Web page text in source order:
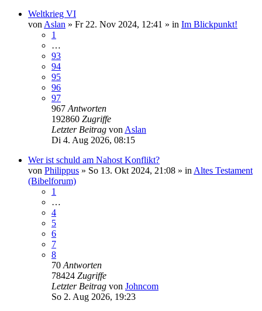
Weltkrieg VI
von Aslan » Fr 22. Nov 2024, 12:41 » in Im Blickpunkt!
1
…
93
94
95
96
97
967 Antworten
192860 Zugriffe
Letzter Beitrag von Aslan
Di 4. Aug 2026, 08:15
Wer ist schuld am Nahost Konflikt?
von Philippus » So 13. Okt 2024, 21:08 » in Altes Testament
(Bibelforum)
1
…
4
5
6
7
8
70 Antworten
78424 Zugriffe
Letzter Beitrag von Johncom
So 2. Aug 2026, 19:23